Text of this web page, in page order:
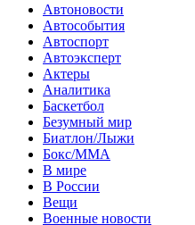
Автоновости
Автособытия
Автоспорт
Автоэксперт
Актеры
Аналитика
Баскетбол
Безумный мир
Биатлон/Лыжи
Бокс/MMA
В мире
В России
Вещи
Военные новости